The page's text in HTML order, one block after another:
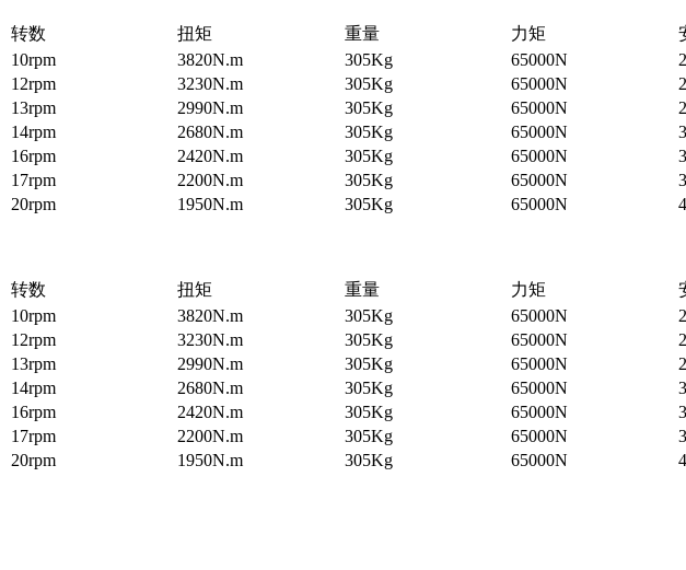
转数 扭矩 重量 力矩
10rpm 3820N.m 305Kg 65000N
12rpm 3230N.m 305Kg 65000N
13rpm 2990N.m 305Kg 65000N
14rpm 2680N.m 305Kg 65000N
3
16rpm 2420N.m 305Kg 65000N
17rpm 2200N.m 305Kg 65000N
20rpm 1950N.m 305Kg 65000N
转数 扭矩 重量 力矩
10rpm 3820N.m 305Kg 65000N
12rpm 3230N.m 305Kg 65000N
13rpm 2990N.m 305Kg 65000N
14rpm 2680N.m 305Kg 65000N
3
16rpm 2420N.m 305Kg 65000N
17rpm 2200N.m 305Kg 65000N
20rpm 1950N.m 305Kg 65000N